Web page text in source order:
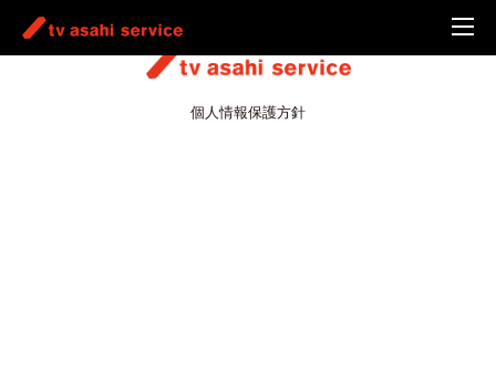
個人情報保護方針